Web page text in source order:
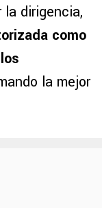
la dirigencia,
como
la mejor